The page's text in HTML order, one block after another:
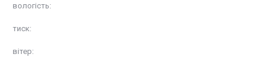
вологість:
тиск:
вітер: